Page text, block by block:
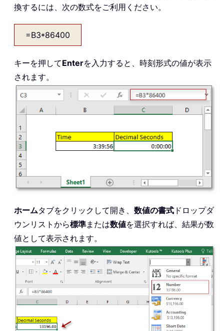
換するには、次の数式をご利用ください。
=B3*86400
キーを押してEnterを入力すると、時刻形式の値が表示
されます。
ホームタブをクリックして開き、 数値の書式 ドロップダ
ウンリストから標準または数値を選択すれば、結果が数
値として表示されます。